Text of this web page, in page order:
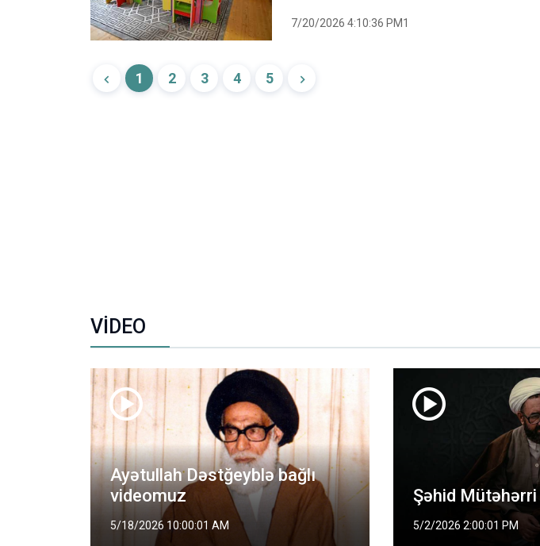
7/20/2026 4:10:36 PM1
1 2 3 4 5
VİDEO
Ayətullah Dəstğeyblə bağlı
videomuz
5/18/2026 10:00:01 AM
Şəhid
5/2/2026 2:00:01 PM